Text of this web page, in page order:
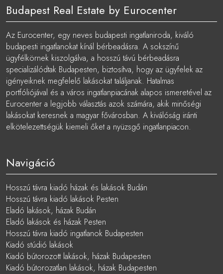
Budapest Real Estate by Eurocenter
Az Eurocenter, egy neves budapesti ingatlaniroda, kiváló
budapesti ingatlanokat kínál bérbeadásra. A sokszínű
ügyfélkörnek kiszolgálva, a hosszú távú bérbeadásra
specializálódtak Budapesten, biztosítva, hogy az ügyfelek az
igényeiknek megfelelő lakásokat találjanak. Hatalmas
portfóliójával és a város ingatlanpiacának alapos ismeretével az
Eurocenter a legjobb választás azok számára, akik minőségi
lakásokat keresnek a magyar fővárosban. A kiválóság iránti
elkötelezettségük kiemeli őket a nyüzsgő ingatlanpiacon.
Navigáció
Hosszú távra kiadó házak és lakások Budán
Hosszú távra kiadó lakások Pesten
Eladó lakások, házak Budán
Eladó lakások és házak Pesten
Hosszú távra kiadó ingatlanok Budapesten
Kiadó stúdió lakások
Kiadó bútorozott lakások, házak Budapesten
Kiadó bútorozatlan lakások, házak Budapesten